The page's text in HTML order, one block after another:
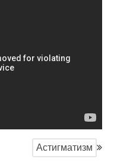
Астигматизм